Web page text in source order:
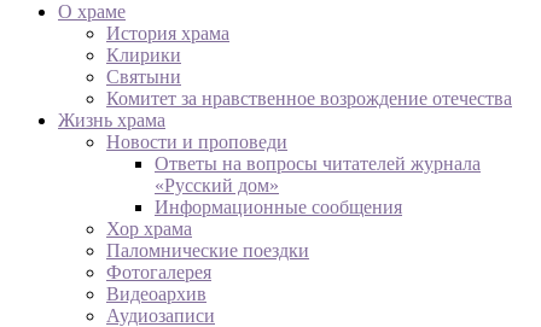
О храме
История храма
Клирики
Святыни
Комитет за нравственное возрождение отечества
Жизнь храма
Новости и проповеди
Ответы на вопросы читателей журнала
«Русский дом»
Информационные сообщения
Хор храма
Паломнические поездки
Фотогалерея
Видеоархив
Аудиозаписи